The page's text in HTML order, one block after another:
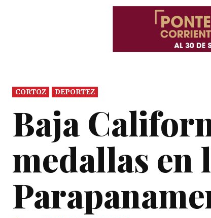
CORTOZ DEPORTEZ
Baja
medallas en